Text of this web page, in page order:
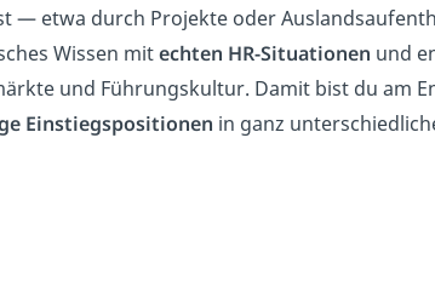
— etwa durch Projekte oder
Wissen mitechten HR-Situationen und
und Führungskultur. Damit bist du am
Einstiegspositionen in ganz